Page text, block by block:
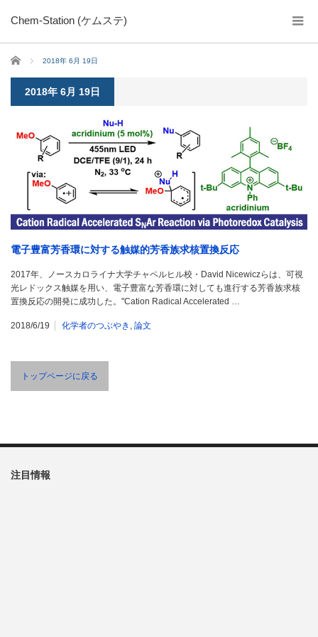
Chem-Station (ケムステ)
ホーム 2018年 6月 19日
2018年 6月 19日
電子豊富芳香環に対する触媒的芳香族求核置換反応
2017年、ノースカロライナ大学チャペルヒル校・David Nicewiczらは、可視
光レドックス触媒を用い、電子豊富な芳香環に対しても進行する芳香族求核
置換反応の開発に成功した。"Cation Radical Accelerated …
2018/6/19 化学者のつぶやき , 論文
トップページに戻る
注目情報